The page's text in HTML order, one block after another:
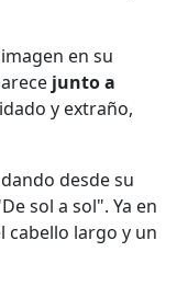
en su
junto a
y extraño,
desde su
sol a sol". Ya en
cabello largo y un